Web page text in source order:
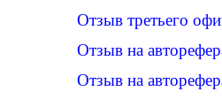
Отзыв третьего
Отзыв на
Отзыв на